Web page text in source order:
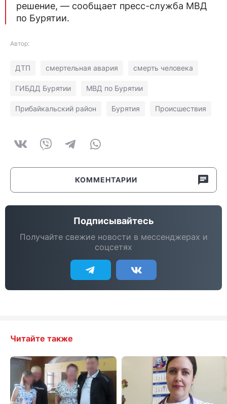
решение, — сообщает пресс-служба МВД
по Бурятии.
Автор:
ДТП смертельная авария смерть человека
ГИБДД Бурятии МВД по Бурятии
Прибайкальский район Бурятия Происшествия
КОММЕНТАРИИ
Подписывайтесь
Получайте свежие новости в мессенджерах и
соцсетях
Читайте также